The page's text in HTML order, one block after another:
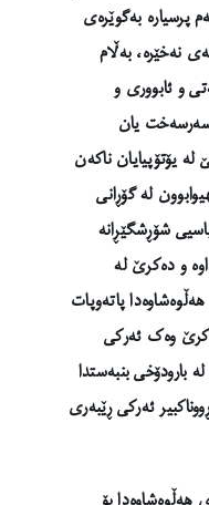
پرسیارە بەگوێرەی
نەخێرە، بەڵام
و ئابووری و
یان
یۆتۆپیایان ناکەن
لە گۆڕانی
شۆڕشگێڕانە
و دەکرێ لە
پاتەوپات
وەک ئەرکی
بارودۆخی بنبەستدا
ئەرکی ڕێبەری